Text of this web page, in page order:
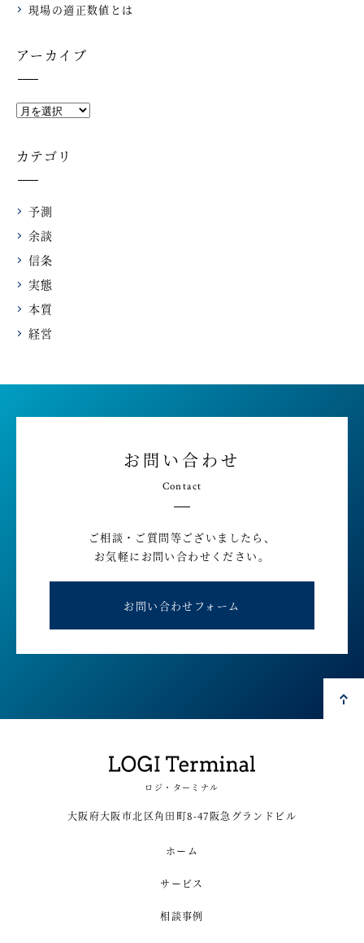
現場の適正数値とは
アーカイブ
カテゴリ
予測
余談
信条
実態
本質
経営
お問い合わせ
Contact
ご相談・ご質問等ございましたら、
お気軽にお問い合わせください。
お問い合わせフォーム
ロジ・ターミナル
大阪府大阪市北区角田町8-47阪急グランドビル
ホーム
サービス
相談事例